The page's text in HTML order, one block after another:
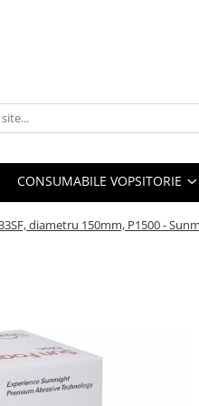
CONSUMABILE VOPSITORIE
diametru 150mm, P1500 -